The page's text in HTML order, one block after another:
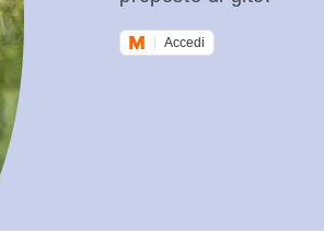
Accedi